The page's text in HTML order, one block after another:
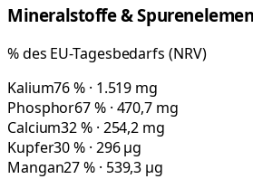
Mineralstoffe &
% des EU-Tagesbedarfs (NRV)
Kalium76 % · 1.519 mg
Phosphor67 % · 470,7 mg
Calcium32 % · 254,2 mg
Kupfer30 % · 296 µg
Mangan27 % · 539,3 µg